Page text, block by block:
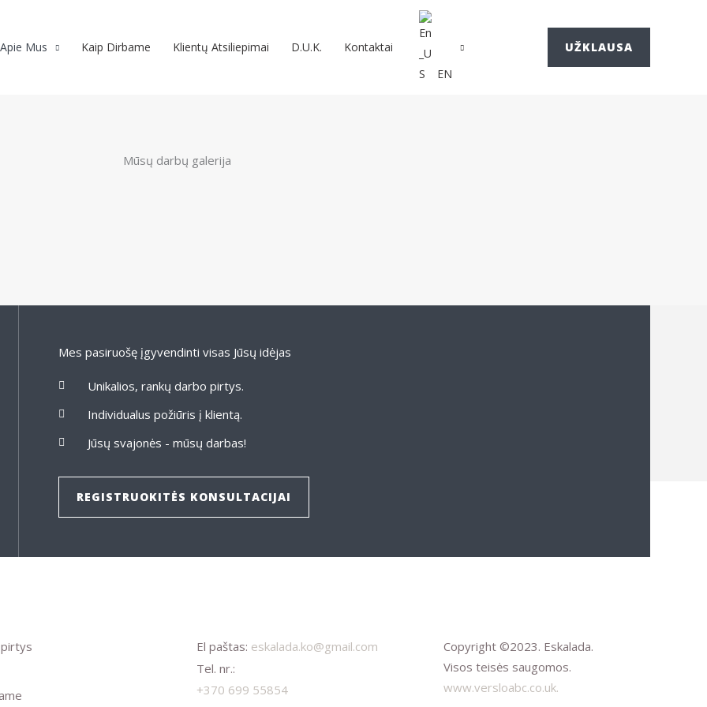
Apie Mus Kaip Dirbame Klientų Atsiliepimai D.U.K.
Kontaktai
EN
UŽKLAUSA
Mūsų darbų galerija
Mes pasiruošę įgyvendinti visas Jūsų idėjas
Unikalios, rankų darbo pirtys.
Individualus požiūris į klientą.
Jūsų svajonės - mūsų darbas!
REGISTRUOKITĖS KONSULTACIJAI
pirtys
El paštas: eskalada.ko@gmail.com
Tel. nr.:
+370 699 55854
Copyright ©2023. Eskalada.
Visos teisės saugomos.
www.versloabc.co.uk.